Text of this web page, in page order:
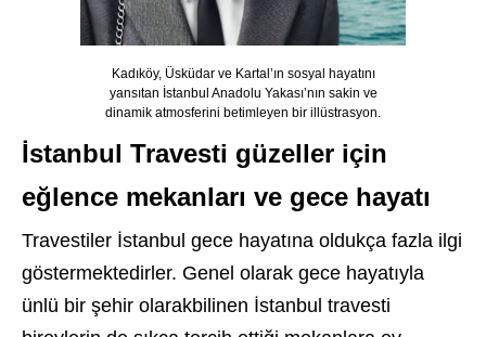
Kadıköy, Üsküdar ve Kartal’ın sosyal hayatını
yansıtan İstanbul Anadolu Yakası’nın sakin ve
dinamik atmosferini betimleyen bir illüstrasyon.
İstanbul Travesti güzeller için
eğlence mekanları ve gece hayatı
Travestiler İstanbul gece hayatına oldukça fazla ilgi
göstermektedirler. Genel olarak gece hayatıyla
ünlü bir şehir olarakbilinen İstanbul travesti